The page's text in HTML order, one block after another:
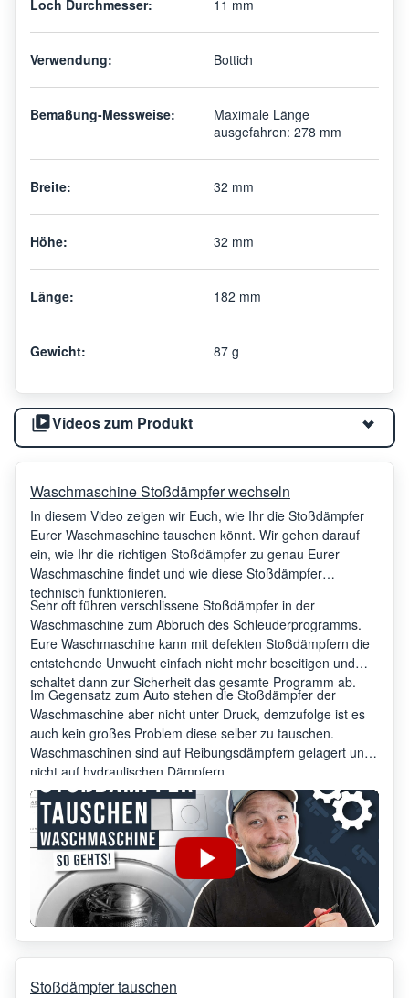
Loch Durchmesser: 11 mm
Verwendung: Bottich
Bemaßung-Messweise:
Maximale Länge
ausgefahren: 278 mm
Breite: 32 mm
Höhe: 32 mm
Länge: 182 mm
Gewicht: 87 g
Videos zum Produkt
Waschmaschine Stoßdämpfer wechseln
In diesem Video zeigen wir Euch, wie Ihr die Stoßdämpfer
Eurer Waschmaschine tauschen könnt. Wir gehen darauf
ein, wie Ihr die richtigen Stoßdämpfer zu genau Eurer
Waschmaschine findet und wie diese Stoßdämpfer
technisch funktionieren.
Sehr oft führen verschlissene Stoßdämpfer in der
Waschmaschine zum Abbruch des Schleuderprogramms.
Eure Waschmaschine kann mit defekten Stoßdämpfern die
entstehende Unwucht einfach nicht mehr beseitigen und
schaltet dann zur Sicherheit das gesamte Programm ab.
Im Gegensatz zum Auto stehen die Stoßdämpfer der
Waschmaschine aber nicht unter Druck, demzufolge ist es
auch kein großes Problem diese selber zu tauschen.
Waschmaschinen sind auf Reibungsdämpfern gelagert und
nicht auf hydraulischen Dämpfern.
Stoßdämpfer tauschen